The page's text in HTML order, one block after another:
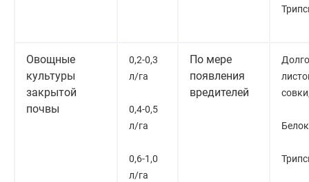
Овощные
культуры
закрытой
почвы
0,2-0,3
л/га
0,4-0,5
л/га
0,6-1,0
л/га
По мере
появления
вредителей